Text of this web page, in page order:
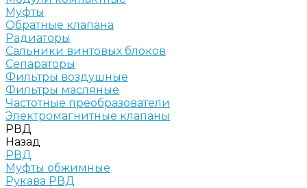
Муфты
Обратные клапана
Радиаторы
Сальники винтовых блоков
Сепараторы
Фильтры воздушные
Фильтры масляные
Частотные преобразователи
Электромагнитные клапаны
РВД
Назад
РВД
Муфты обжимные
Рукава РВД